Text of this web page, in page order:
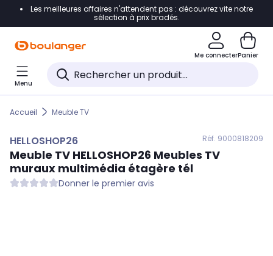
Accéder directement à la navigation
Accéder directement au pied de page
Accéder directement au chatbot
Les meilleures affaires n'attendent pas : découvrez vite notre
sélection à prix bradés.
Me connecterPanier
Menu
Accueil Meuble TV
HELLOSHOP26 Réf. 9000818209
Meuble TV HELLOSHOP26 Meubles TV
muraux multimédia étagère tél
Donner le premier avis